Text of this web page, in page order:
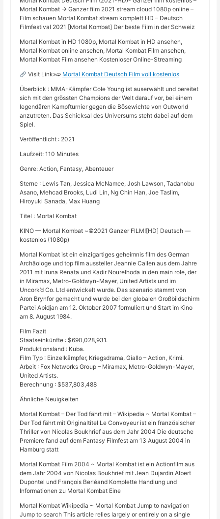
Mortal Kombat → Ganzer film 2021 stream cloud 1080p online –
Film schauen Mortal Kombat stream komplett HD – Deutsch
Filmfestival 2021 [Mortal Kombat] Der beste Film in der Schweiz
Mortal Kombat in HD 1080p, Mortal Kombat in HD ansehen,
Mortal Kombat online ansehen, Mortal Kombat Film ansehen,
Mortal Kombat Film ansehen Kostenloser Online-Streaming
Visit Link»➫ Mortal Kombat Deutsch Film voll kostenlos
Überblick : MMA-Kämpfer Cole Young ist auserwählt und bereitet
sich mit den grössten Champions der Welt darauf vor, bei einem
legendären Kampfturnier gegen die Bösewichte von Outworld
anzutreten. Das Schicksal des Universums steht dabei auf dem
Spiel.
Veröffentlicht : 2021
Laufzeit: 110 Minutes
Genre: Action, Fantasy, Abenteuer
Sterne : Lewis Tan, Jessica McNamee, Josh Lawson, Tadanobu
Asano, Mehcad Brooks, Ludi Lin, Ng Chin Han, Joe Taslim,
Hiroyuki Sanada, Max Huang
Titel : Mortal Kombat
KINO — Mortal Kombat ~©2021 Ganzer FILM![HD] Deutsch —
kostenlos (1080p)
Mortal Kombat ist ein einzigartiges geheimnis film des German
Archäologe und top film aussteller Jeannie Cailen aus dem Jahre
2011 mit Iruna Renata und Kadir Nourelhoda in den main role, der
in Miramax, Metro-Goldwyn-Mayer, United Artists und im
Uncork’d Co. Ltd entwickelt wurde. Das szenario stammt von
Aron Brynfor gemacht und wurde bei den globalen Großbildschirm
Partei Abidjan am 12. Oktober 2007 formuliert und Start im Kino
am 8. August 1984.
Film Fazit
Staatseinkünfte : $690,028,931.
Produktionsland : Kuba.
Film Typ : Einzelkämpfer, Kriegsdrama, Giallo – Action, Krimi.
Arbeit : Fox Networks Group – Miramax, Metro-Goldwyn-Mayer,
United Artists.
Berechnung : $537,803,488
Ähnliche Neuigkeiten
Mortal Kombat – Der Tod fährt mit – Wikipedia ~ Mortal Kombat –
Der Tod fährt mit Originaltitel Le Convoyeur ist ein französischer
Thriller von Nicolas Boukhrief aus dem Jahr 2004 Die deutsche
Premiere fand auf dem Fantasy Filmfest am 13 August 2004 in
Hamburg statt
Mortal Kombat Film 2004 ~ Mortal Kombat ist ein Actionfilm aus
dem Jahr 2004 von Nicolas Boukhrief mit Jean Dujardin Albert
Dupontel und François Berléand Komplette Handlung und
Informationen zu Mortal Kombat Eine
Mortal Kombat Wikipedia ~ Mortal Kombat Jump to navigation
Jump to search This article relies largely or entirely on a single